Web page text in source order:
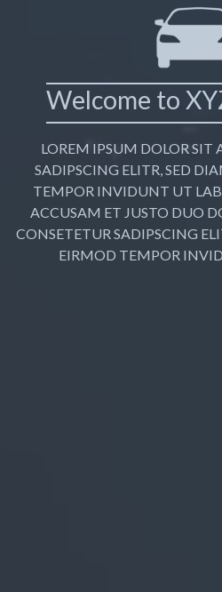
Welcome to
LOREM IPSUM DOLOR SIT
SADIPSCING ELITR, SED
TEMPOR INVIDUNT UT
ACCUSAM ET JUSTO DUO
CONSETETUR SADIPSCING
EIRMOD TEMPOR